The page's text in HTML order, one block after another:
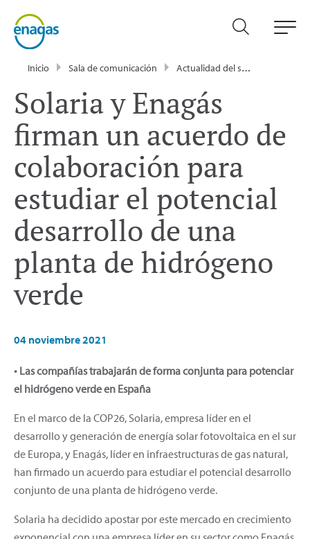
Inicio Sala de comunicación Actualidad del sector energético - Enagás
Solaria y Enagás
firman un acuerdo de
colaboración para
estudiar el potencial
desarrollo de una
planta de hidrógeno
verde
04 noviembre 2021
• Las compañías trabajarán de forma conjunta para potenciar
el hidrógeno verde en España
En el marco de la COP26, Solaria, empresa líder en el
desarrollo y generación de energía solar fotovoltaica en el sur
de Europa, y Enagás, líder en infraestructuras de gas natural,
han firmado un acuerdo para estudiar el potencial desarrollo
conjunto de una planta de hidrógeno verde.
Solaria ha decidido apostar por este mercado en crecimiento